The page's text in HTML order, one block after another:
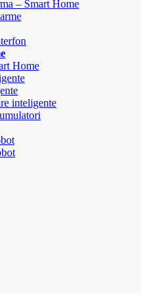
– Smart Home
Home
inteligente